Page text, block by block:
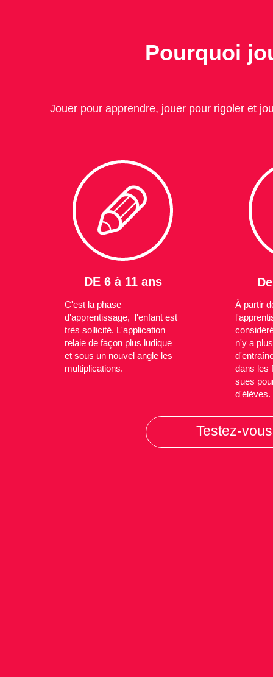
Pourquoi
Jouer pour apprendre, jouer pour rigoler et
DE 6 à 11 ans
C'est la phase
d'apprentissage, l'enfant est
très sollicité. L'application
relaie de façon plus ludique
et sous un nouvel angle les
multiplications.
À partir
n'y a
dans les
sues
d'élèves.
Testez-